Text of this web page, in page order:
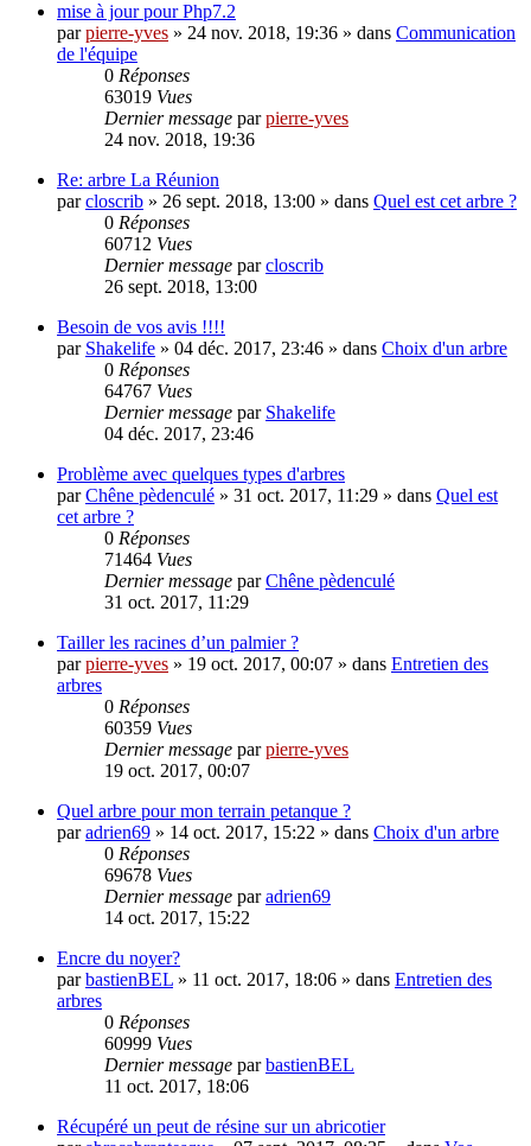
mise à jour pour Php7.2
parpierre-yves » 24 nov. 2018, 19:36 » dans Communication
de l'équipe
0 Réponses
63019 Vues
Dernier message parpierre-yves
24 nov. 2018, 19:36
Re: arbre La Réunion
parcloscrib » 26 sept. 2018, 13:00 » dans Quel est cet arbre ?
0 Réponses
60712 Vues
Dernier message parcloscrib
26 sept. 2018, 13:00
Besoin de vos avis !!!!
par Shakelife » 04 déc. 2017, 23:46 » dans Choix d'un arbre
0 Réponses
64767 Vues
Dernier message par Shakelife
04 déc. 2017, 23:46
Problème avec quelques types d'arbres
parChêne pèdenculé » 31 oct. 2017, 11:29 » dans Quel est
cet arbre ?
0 Réponses
71464 Vues
Dernier message parChêne pèdenculé
31 oct. 2017, 11:29
Tailler les racines d’un palmier ?
parpierre-yves » 19 oct. 2017, 00:07 » dans Entretien des
arbres
0 Réponses
60359 Vues
Dernier message parpierre-yves
19 oct. 2017, 00:07
Quel arbre pour mon terrain petanque ?
paradrien69 » 14 oct. 2017, 15:22 » dans Choix d'un arbre
0 Réponses
69678 Vues
Dernier message paradrien69
14 oct. 2017, 15:22
Encre du noyer?
parbastienBEL » 11 oct. 2017, 18:06 » dans Entretien des
arbres
0 Réponses
60999 Vues
Dernier message parbastienBEL
11 oct. 2017, 18:06
Récupéré un peut de résine sur un abricotier